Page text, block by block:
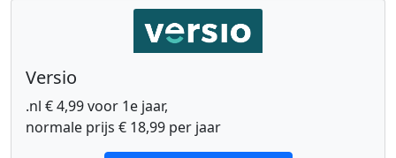
Versio
.nl € 4,99 voor 1e jaar,
normale prijs € 18,99 per jaar